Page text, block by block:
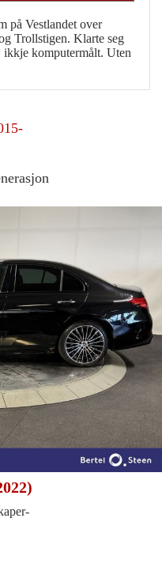
på Vestlandet over
Trollstigen. Klarte seg
ikkje komputermålt. Uten